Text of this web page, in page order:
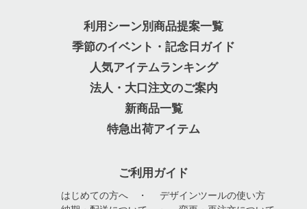
利用シーン別商品提案一覧
季節のイベント・記念日ガイド
人気アイテムランキング
法人・大口注文のご案内
新商品一覧
特急出荷アイテム
ご利用ガイド
はじめての方へ ・ デザインツールの使い方